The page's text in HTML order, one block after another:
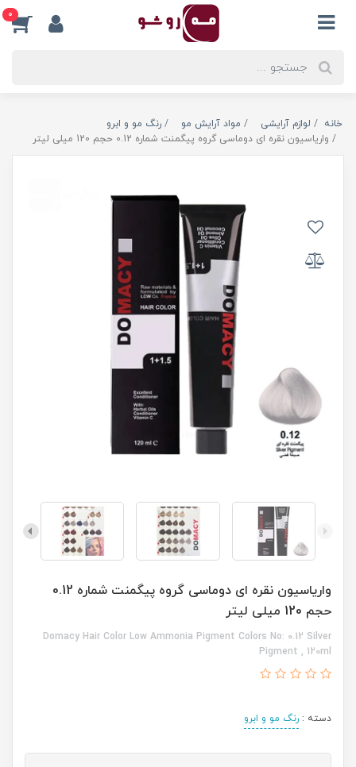
0
خانه لوازم آرایشی مواد آرایش مو
رنگ مو و ابرو
واریاسیون نقره ای دوماسی گروه پیگمنت شماره 0.12 حجم 120 میلی لیتر
واریاسیون نقره ای دوماسی گروه پیگمنت شماره 0.12
حجم 120 میلی لیتر
Domacy Hair Color Low Ammonia Pigment Colors No: 0.12 Silver
Pigment , 120ml
دسته : رنگ مو و ابرو